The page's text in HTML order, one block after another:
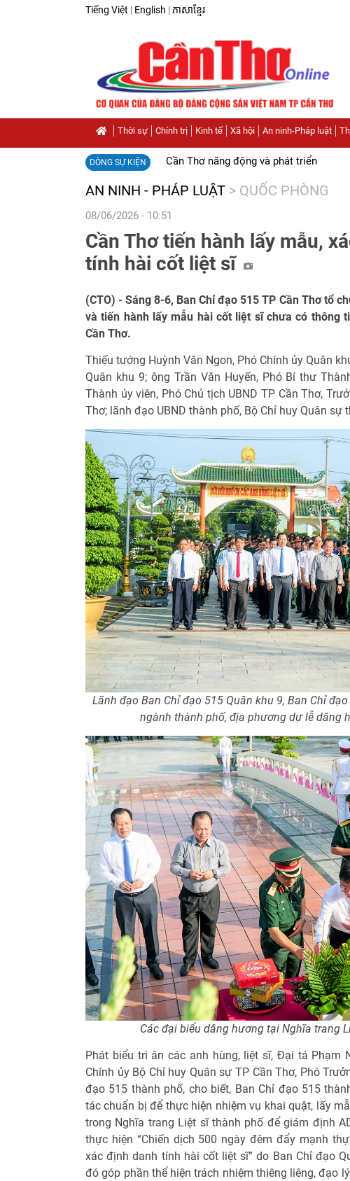
Tiếng Việt | English | ភាសាខ្មែរ
Thời sự Chính trị Kinh tế Xã hội An ninh-Pháp luật
DÒNG SỰ KIỆN Cần Thơ năng động và phát triển
AN NINH - PHÁP LUẬT > QUỐC PHÒNG
08/06/2026 - 10:51
Cần Thơ tiến hành lấy mẫu,
tính hài cốt liệt sĩ
(CTO) - Sáng 8-6, Ban Chỉ đạo 515 TP Cần Thơ tổ
và tiến hành lấy mẫu hài cốt liệt sĩ chưa có thông
Cần Thơ.
Thiếu tướng Huỳnh Văn Ngon, Phó Chính ủy Quân
Quân khu 9; ông Trần Văn Huyến, Phó Bí thư
Thành ủy viên, Phó Chủ tịch UBND TP Cần Thơ,
Thơ; lãnh đạo UBND thành phố, Bộ Chỉ huy Quân sự
Lãnh đạo Ban Chỉ đạo 515 Quân khu 9, Ban Chỉ
ngành thành phố, địa phương dự lễ dâng
Các đại biểu dâng hương tại Nghĩa trang
Phát biểu tri ân các anh hùng, liệt sĩ, Đại tá Phạm
Chính ủy Bộ Chỉ huy Quân sự TP Cần Thơ, Phó
đạo 515 thành phố, cho biết, Ban Chỉ đạo 515
tác chuẩn bị để thực hiện nhiệm vụ khai quật, lấy
trong Nghĩa trang Liệt sĩ thành phố để giám định
thực hiện “Chiến dịch 500 ngày đêm đẩy mạnh
xác định danh tính hài cốt liệt sĩ” do Ban Chỉ đạo
đó góp phần thể hiện trách nhiệm thiêng liêng, đạo